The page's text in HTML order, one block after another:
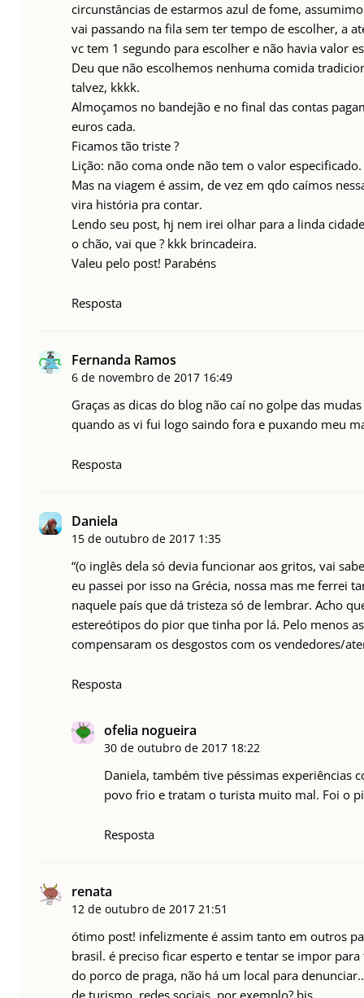
circunstâncias de estarmos azul de fome,
vai passando na fila sem ter tempo de escolher, a
vc tem 1 segundo para escolher e não havia valor
Deu que não escolhemos nenhuma comida
talvez, kkkk.
Almoçamos no bandejão e no final das contas
euros cada.
Ficamos tão triste ?
Lição: não coma onde não tem o valor especificado.
Mas na viagem é assim, de vez em qdo caímos
vira história pra contar.
Lendo seu post, hj nem irei olhar para a linda
o chão, vai que ? kkk brincadeira.
Valeu pelo post! Parabéns
Resposta
Fernanda Ramos
6 de novembro de 2017 16:49
Graças as dicas do blog não caí no golpe das
quando as vi fui logo saindo fora e puxando meu
Resposta
Daniela
15 de outubro de 2017 1:35
“(o inglês dela só devia funcionar aos gritos, vai
eu passei por isso na Grécia, nossa mas me ferrei
naquele país que dá tristeza só de lembrar. Acho
estereótipos do pior que tinha por lá. Pelo menos
compensaram os desgostos com os vendedores/
Resposta
ofelia nogueira
30 de outubro de 2017 18:22
Daniela, também tive péssimas experiências
povo frio e tratam o turista muito mal. Foi o
Resposta
renata
12 de outubro de 2017 21:51
ótimo post! infelizmente é assim tanto em outros
brasil. é preciso ficar esperto e tentar se impor
do porco de praga, não há um local para